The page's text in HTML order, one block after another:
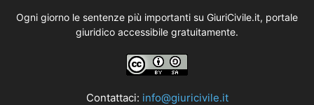
Ogni giorno le sentenze più importanti su GiuriCivile.it, portale
giuridico accessibile gratuitamente.
Contattaci: info@giuricivile.it